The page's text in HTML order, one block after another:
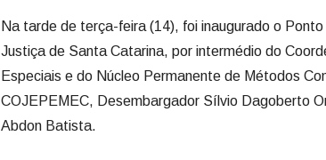
Na tarde de terça-feira (14), foi inaugurado o
Justiça de Santa Catarina, por intermédio do
Especiais e do Núcleo Permanente de Métodos
COJEPEMEC, Desembargador Sílvio Dagoberto
Abdon Batista.